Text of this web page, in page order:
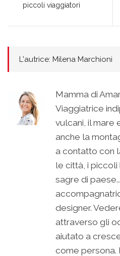
piccoli viaggiatori
L'autrice: Milena Marchioni
Mamma di
Viaggiatrice
vulcani, il mare
anche la
a contatto con
le città, i
sagre di
designer.
attraverso gli
aiutato a
come persona.